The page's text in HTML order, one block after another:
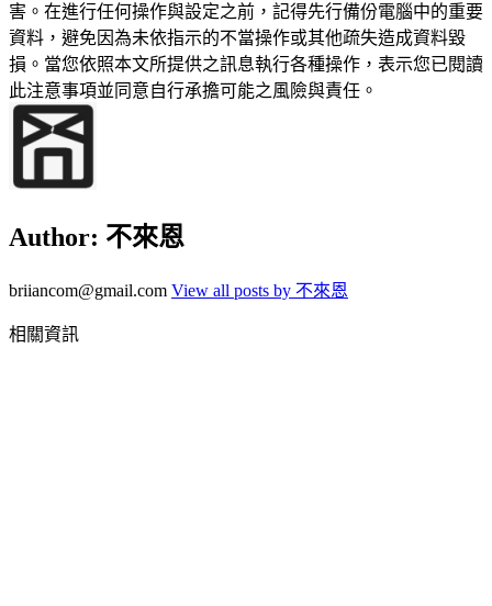
害。在進行任何操作與設定之前，記得先行備份電腦中的重要
資料，避免因為未依指示的不當操作或其他疏失造成資料毀
損。當您依照本文所提供之訊息執行各種操作，表示您已閱讀
此注意事項並同意自行承擔可能之風險與責任。
Author: 不來恩
briiancom@gmail.com View all posts by 不來恩
相關資訊